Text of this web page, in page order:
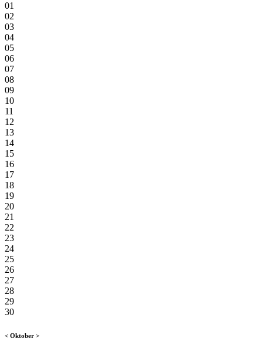
01
02
03
04
05
06
07
08
09
10
11
12
13
14
15
16
17
18
19
20
21
22
23
24
25
26
27
28
29
30
< Oktober >